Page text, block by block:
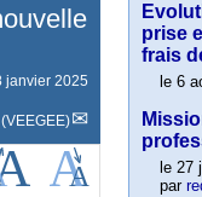
janvier 2025
prise
frais
le 6
le 27
par